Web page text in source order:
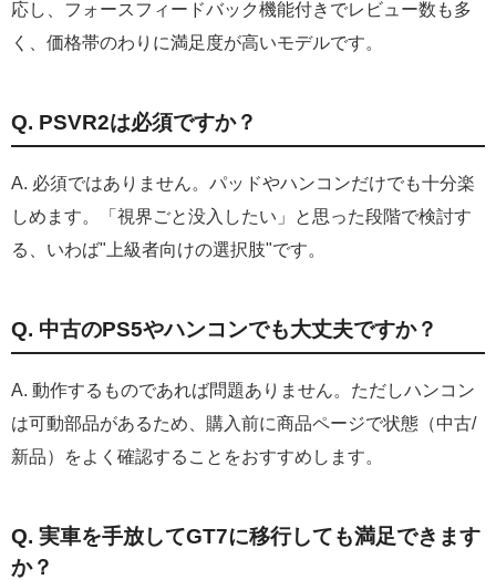
応し、フォースフィードバック機能付きでレビュー数も多
く、価格帯のわりに満足度が高いモデルです。
Q. PSVR2は必須ですか？
A. 必須ではありません。パッドやハンコンだけでも十分楽
しめます。「視界ごと没入したい」と思った段階で検討す
る、いわば"上級者向けの選択肢"です。
Q. 中古のPS5やハンコンでも大丈夫ですか？
A. 動作するものであれば問題ありません。ただしハンコン
は可動部品があるため、購入前に商品ページで状態（中古/
新品）をよく確認することをおすすめします。
Q. 実車を手放してGT7に移行しても満足できます
か？